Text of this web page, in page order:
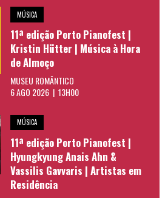
MÚSICA
11ª edição Porto Pianofest |
Kristin Hütter | Música à Hora
de Almoço
MUSEU ROMÂNTICO
6 AGO 2026 | 13H00
MÚSICA
11ª edição Porto Pianofest |
Hyungkyung Anais Ahn &
Vassilis Gavvaris | Artistas em
Residência